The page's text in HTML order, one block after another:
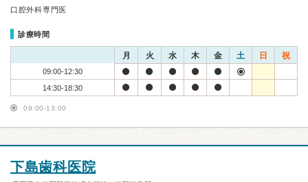
口腔外科専門医
診療時間
月 火 水 木 金 土 日 祝
09:00-12:30
14:30-18:30
09:00-13:00
下島歯科医院